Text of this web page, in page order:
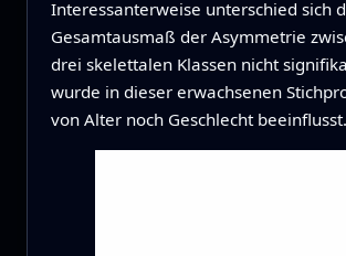
Interessanterweise unterschied sich
Gesamtausmaß der Asymmetrie
drei skelettalen Klassen nicht
wurde in dieser erwachsenen
von Alter noch Geschlecht beeinflusst.